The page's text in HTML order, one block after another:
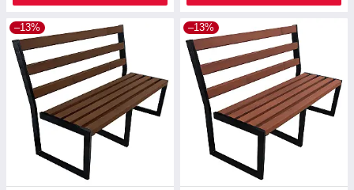
–13% –13%